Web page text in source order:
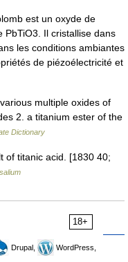
est un oxyde de
PbTiO3. Il cristallise dans
les conditions ambiantes
de piézoélectricité et
multiple oxides of
2. a titanium ester of the
Dictionary
titanic acid. [1830 40;
18+
Drupal,
WordPress,